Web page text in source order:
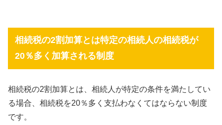
相続税の2割加算とは特定の相続人の相続税が
20％多く加算される制度
相続税の2割加算とは、相続人が特定の条件を満たしてい
る場合、相続税を20％多く支払わなくてはならない制度
です。